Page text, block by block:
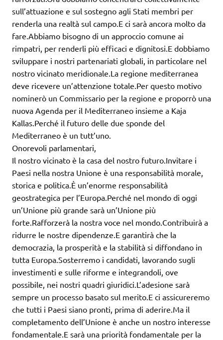
sull’attuazione e sul sostegno agli Stati membri per
renderla una realtà sul campo.E ci sarà ancora molto da
fare.Abbiamo bisogno di un approccio comune ai
rimpatri, per renderli più efficaci e dignitosi.E dobbiamo
sviluppare i nostri partenariati globali, in particolare nel
nostro vicinato meridionale.La regione mediterranea
deve ricevere un’attenzione totale.Per questo motivo
nominerò un Commissario per la regione e proporrò una
nuova Agenda per il Mediterraneo insieme a Kaja
Kallas.Perché il futuro delle due sponde del
Mediterraneo è un tutt’uno.
Onorevoli parlamentari,
Il nostro vicinato è la casa del nostro futuro.Invitare i
Paesi nella nostra Unione è una responsabilità morale,
storica e politica.È un’enorme responsabilità
geostrategica per l’Europa.Perché nel mondo di oggi
un’Unione più grande sarà un’Unione più
forte.Rafforzerà la nostra voce nel mondo.Contribuirà a
ridurre le nostre dipendenze.E garantirà che la
democrazia, la prosperità e la stabilità si diffondano in
tutta Europa.Sosterremo i candidati, lavorando sugli
investimenti e sulle riforme e integrandoli, ove
possibile, nei nostri quadri giuridici.L’adesione sarà
sempre un processo basato sul merito.E ci assicureremo
che tutti i Paesi siano pronti, prima di aderire.Ma il
completamento dell’Unione è anche un nostro interesse
fondamentale.E sarà una priorità fondamentale per la